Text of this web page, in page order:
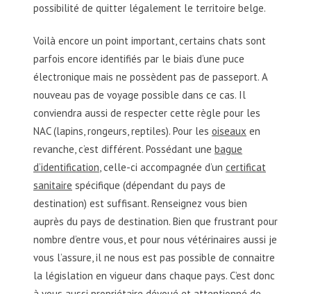
possibilité de quitter légalement le territoire belge.
Voilà encore un point important, certains chats sont
parfois encore identifiés par le biais d’une puce
électronique mais ne possèdent pas de passeport. A
nouveau pas de voyage possible dans ce cas. Il
conviendra aussi de respecter cette règle pour les
NAC (lapins, rongeurs, reptiles). Pour les oiseaux en
revanche, c’est différent. Possédant une bague
d’identification, celle-ci accompagnée d’un certificat
sanitaire spécifique (dépendant du pays de
destination) est suffisant. Renseignez vous bien
auprès du pays de destination. Bien que frustrant pour
nombre d’entre vous, et pour nous vétérinaires aussi je
vous l’assure, il ne nous est pas possible de connaitre
la législation en vigueur dans chaque pays. C’est donc